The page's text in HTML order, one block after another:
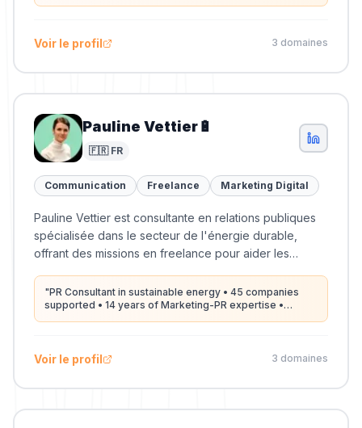
Voir le profil 3 domaines
Pauline Vettier🔋
🇫🇷 FR
Communication Freelance Marketing Digital
Pauline Vettier est consultante en relations publiques
spécialisée dans le secteur de l'énergie durable,
offrant des missions en freelance pour aider les
"PR Consultant in sustainable energy • 45 companies
supported • 14 years of Marketing-PR expertise •
Voir le profil 3 domaines